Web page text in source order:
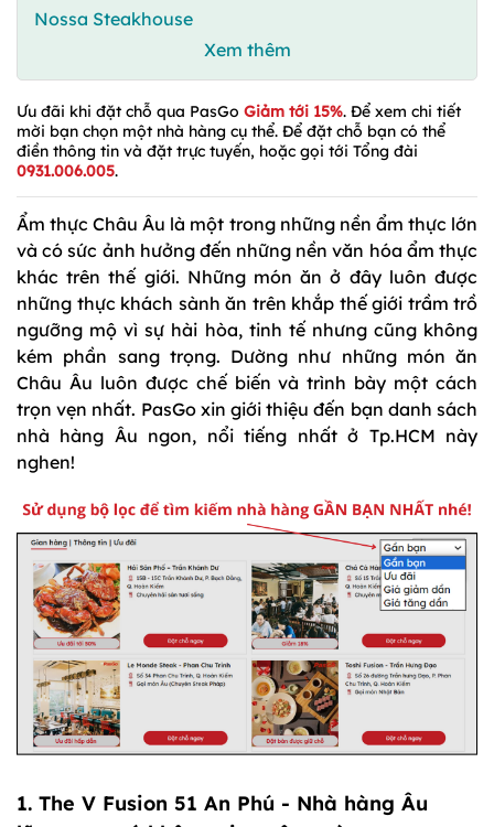
Nossa Steakhouse
Xem thêm
Ưu đãi khi đặt chỗ qua PasGo Giảm tới 15%. Để xem chi tiết
mời bạn chọn một nhà hàng cụ thể. Để đặt chỗ bạn có thể
điền thông tin và đặt trực tuyến, hoặc gọi tới Tổng đài
0931.006.005.
Ẩm thực Châu Âu là một trong những nền ẩm thực lớn
và có sức ảnh hưởng đến những nền văn hóa ẩm thực
khác trên thế giới. Những món ăn ở đây luôn được
những thực khách sành ăn trên khắp thế giới trầm trồ
ngưỡng mộ vì sự hài hòa, tinh tế nhưng cũng không
kém phần sang trọng. Dường như những món ăn
Châu Âu luôn được chế biến và trình bày một cách
trọn vẹn nhất. PasGo xin giới thiệu đến bạn danh sách
nhà hàng Âu ngon, nổi tiếng nhất ở Tp.HCM này
nghen!
1. The V Fusion 51 An Phú - Nhà hàng Âu